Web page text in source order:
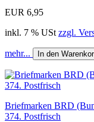
EUR 6,95
inkl. 7 % USt zzgl.
mehr... In den
Briefmarken BRD
374. Postfrisch